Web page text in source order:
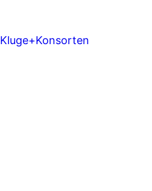
Kluge+Konsorten